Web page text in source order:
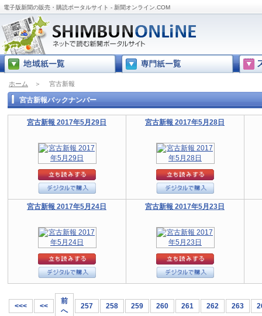
電子版新聞の販売・購読ポータルサイト - 新聞オンライン.COM
ホーム ＞ 宮古新報
宮古新報バックナンバー
宮古新報 2017年5月29日 宮古新報 2017年5月28日
宮古新報 2017年5月24日 宮古新報 2017年5月23日
<<< <<
前
へ
257 258 259 260 261 262 263